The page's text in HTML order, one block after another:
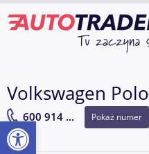
Volkswagen Polo
600 914 ... Pokaż numer
Otwórz pasek narzędzi